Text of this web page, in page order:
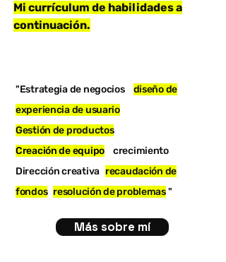
Mi currículum de habilidades a
continuación.
"Estrategia de negocios
diseño de
experiencia de usuario
Gestión de productos
Creación de equipo
crecimiento
Dirección creativa recaudación de
fondos resolución de problemas"
Más sobre mí